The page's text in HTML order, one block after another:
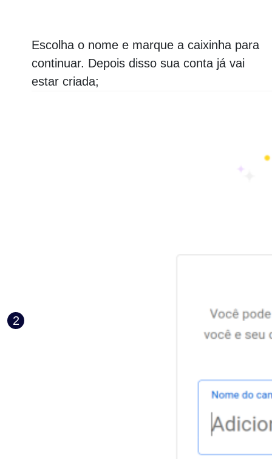
Escolha o nome e marque a caixinha para
continuar. Depois disso sua conta já vai
estar criada;